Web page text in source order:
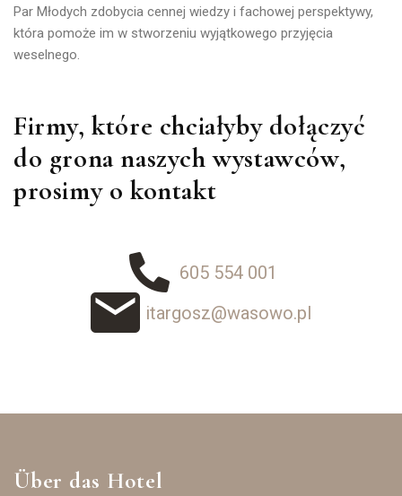
Par Młodych zdobycia cennej wiedzy i fachowej perspektywy,
która pomoże im w stworzeniu wyjątkowego przyjęcia
weselnego.
Firmy, które chciałyby dołączyć
do grona naszych wystawców,
prosimy o kontakt
605 554 001
itargosz@wasowo.pl
Über das Hotel